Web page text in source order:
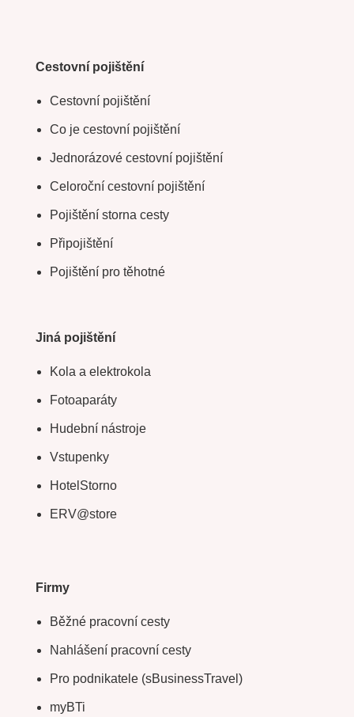
Cestovní pojištění
Cestovní pojištění
Co je cestovní pojištění
Jednorázové cestovní pojištění
Celoroční cestovní pojištění
Pojištění storna cesty
Připojištění
Pojištění pro těhotné
Jiná pojištění
Kola a elektrokola
Fotoaparáty
Hudební nástroje
Vstupenky
HotelStorno
ERV@store
Firmy
Běžné pracovní cesty
Nahlášení pracovní cesty
Pro podnikatele (sBusinessTravel)
myBTi